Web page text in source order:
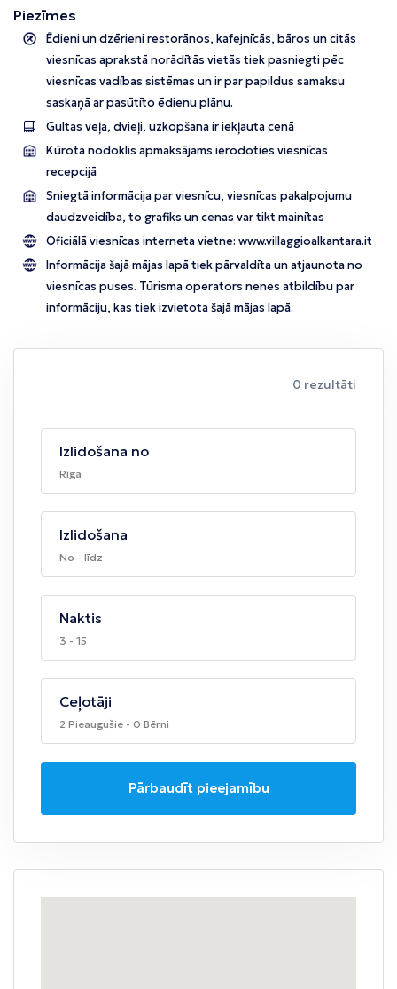
Piezīmes
Ēdieni un dzērieni restorānos, kafejnīcās, bāros un citās
viesnīcas aprakstā norādītās vietās tiek pasniegti pēc
viesnīcas vadības sistēmas un ir par papildus samaksu
saskaņā ar pasūtīto ēdienu plānu.
Gultas veļa, dvieļi, uzkopšana ir iekļauta cenā
Kūrota nodoklis apmaksājams ierodoties viesnīcas
recepcijā
Sniegtā informācija par viesnīcu, viesnīcas pakalpojumu
daudzveidība, to grafiks un cenas var tikt mainītas
Oficiālā viesnīcas interneta vietne: www.villaggioalkantara.it
Informācija šajā mājas lapā tiek pārvaldīta un atjaunota no
viesnīcas puses. Tūrisma operators nenes atbildību par
informāciju, kas tiek izvietota šajā mājas lapā.
0 rezultāti
Izlidošana no
Rīga
Izlidošana
No - līdz
Naktis
3 - 15
Ceļotāji
2 Pieaugušie - 0 Bērni
Pārbaudīt pieejamību